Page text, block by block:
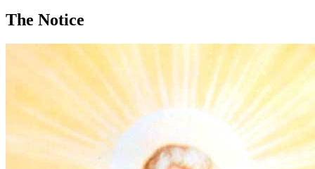
The Notice